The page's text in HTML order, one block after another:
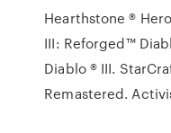
Hearthstone ®
III: Reforged™
Diablo ® III.
Remastered.